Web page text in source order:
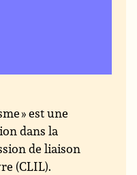
» est une
dans la
de liaison
(CLIL).